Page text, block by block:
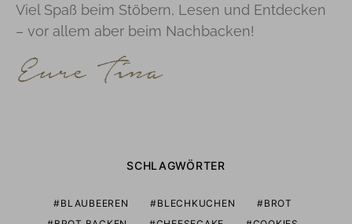
Viel Spaß beim Stöbern, Lesen und Entdecken
– vor allem aber beim Nachbacken!
SCHLAGWÖRTER
BLAUBEEREN BLECHKUCHEN
BROT